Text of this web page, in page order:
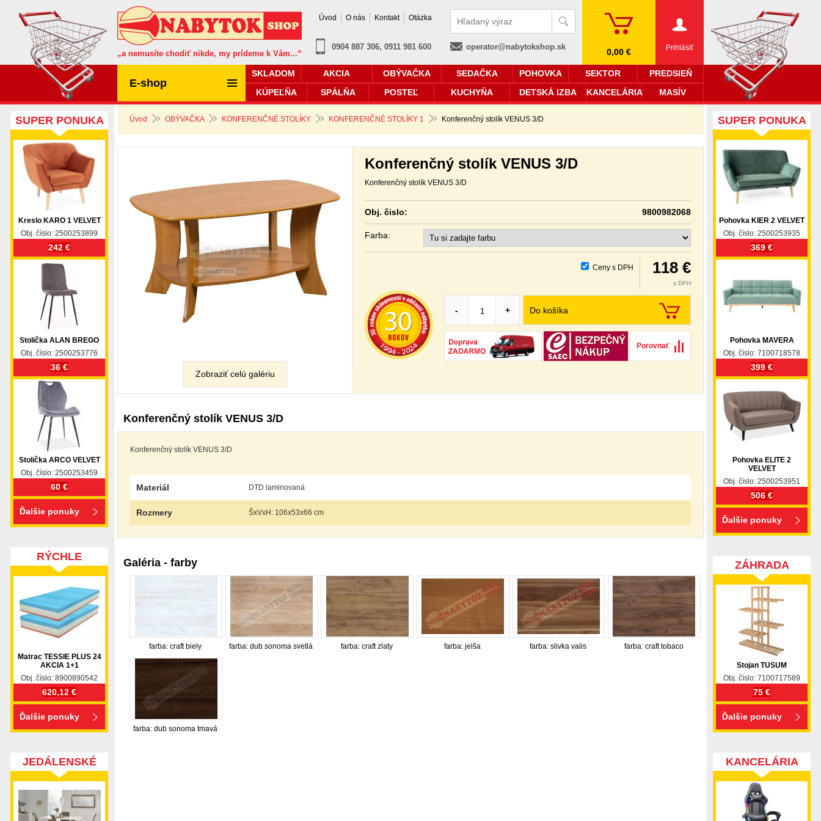
„a nemusíte chodiť nikde, my prídeme k Vám...“
0904 887 306, 0911 981 600 operator@nabytokshop.sk Prihlásiť
0,00 €
Úvod OBÝVAČKA KONFERENČNÉ STOLÍKY KONFERENČNÉ STOLÍKY 1 Konferenčný stolík VENUS 3/D
Konferenčný stolík VENUS 3/D
Konferenčný stolík VENUS 3/D
Obj. čislo: 9800982068
Farba:
Ceny s DPH 118 €
s DPH
Do košíka
- +
Porovnať
Zobraziť celú galériu
Konferenčný stolík VENUS 3/D
Konferenčný stolík VENUS 3/D
Materiál DTD laminovaná
Rozmery ŠxVxH: 106x53x66 cm
Galéria - farby
farba: craft biely farba: dub sonoma svetlá farba: craft zlaty farba: jelša farba: slivka valis farba: craft tobaco
farba: dub sonoma tmavá
SUPER PONUKA
Kreslo KARO 1 VELVET
Obj. číslo: 2500253899
242 €
Stolička ALAN BREGO
Obj. číslo: 2500253776
36 €
Stolička ARCO VELVET
Obj. číslo: 2500253459
60 €
Ďalšie ponuky
RÝCHLE
DODANIE
Matrac TESSIE PLUS 24
AKCIA 1+1
Obj. číslo: 8900890542
620,12 €
Ďalšie ponuky
JEDÁLENSKÉ
SETY
SUPER PONUKA
Pohovka KIER 2 VELVET
Obj. číslo: 2500253935
369 €
Pohovka MAVERA
Obj. číslo: 7100718578
399 €
Pohovka ELITE 2
VELVET
Obj. číslo: 2500253951
506 €
Ďalšie ponuky
ZÁHRADA
Stojan TUSUM
Obj. číslo: 7100717589
75 €
Ďalšie ponuky
KANCELÁRIA
E-shop
SKLADOM AKCIA OBÝVAČKA SEDAČKA POHOVKA SEKTOR
PREDSIEŇ
KÚPEĽŇA
SPÁLŇA POSTEĽ KUCHYŇA DETSKÁ IZBA KANCELÁRIA MASÍV
Úvod O nás Kontakt Otázka